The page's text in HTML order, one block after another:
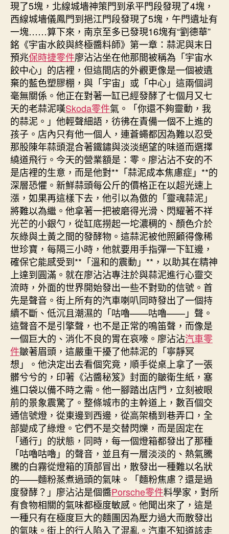
發
現
16
塊〉
中
現了5塊，北線城墻神策門到承平門段發現了4塊，
西線城墻儀鳳門到挹江門段發現了5塊，午門遺址有
一塊……算下來，南京至多已發現16塊有“劉德華”
銘《宇宙水餃與終極醬料師》第一章：蒜泥與末日
預兆保時捷零件廖沾沾坐在他那間被稱為「宇宙水
餃中心」的店裡，但這間店的外觀更像是一個被遺
棄的藍色塑膠棚，與「宇宙」或「中心」這兩個詞
毫無關係。他正在對著一缸已經發酵了七個月又七
天的老蒜泥嘆Skoda零件氣。「你還不夠靈動，我
的蒜泥。」他輕聲細語，彷彿在責備一個不上進的
孩子。店內只有他一個人，連蒼蠅都因為難以忍受
那股陳年蒜頭混合著鐵鏽與淡淡絕望的味道而選擇
繞道飛行。今天的營業額是：零。廖沾沾不安的不
是店裡的生意，而是他對**「蒜泥成本焦慮症」**的
深層恐懼。新鮮蒜頭每公斤的價格正在以超光速上
漲，如果再這樣下去，他引以為傲的「靈魂蒜泥」
將難以為繼。他拿著一把被磨得光滑、閃耀著不祥
光芒的小銀勺，從缸底撈起一坨濃稠的、顏色介於
灰綠與土黃之間的發酵物。這蒜泥被他照顧得像稀
世珍寶，每隔三小時，他就要用手指彈一下缸邊，
確保它能感受到**「溫和的震動」**，以助其在精神
上達到圓滿。就在廖沾沾專注於與蒜泥進行心靈交
流時，外面的世界開始發出一些不對勁的信號。首
先是聲音。街上所有的汽車喇叭同時發出了一個持
續不斷、低沉且潮濕的「咕嚕——咕嚕——」聲。
這聲音不是引擎聲，也不是正常的鳴笛聲，而像是
一個巨大的、消化不良的胃在哀嚎。廖沾沾汽車零
件皺著眉頭，這嚴重干擾了他蒜泥的「寧靜冥
想」。他決定出去看個究竟，順手從桌上拿了一張
髒兮兮的，印著《沾醬秘笈》封面的皺衛生紙，塞
進口袋以備不時之需。他一腳踏出店門，立刻被眼
前的景象震驚了。整條城市的主幹道上，數百個交
通信號燈，從東邊到西邊，從高架橋到巷弄口，全
部變成了綠燈。它們不是交替閃爍，而是固定在
「通行」的狀態，同時，每一個燈箱都發出了那種
「咕嚕咕嚕」的聲音，並且有一層淡淡的、熱氣騰
騰的白霧從燈箱的頂部冒出，散發出一種難以名狀
的——麵粉蒸煮過頭的氣味。「麵粉焦慮？還是過
度發酵？」廖沾沾是個醬Porsche零件料學家，對所
有食物相關的氣味都極度敏感。他聞出來了，這是
一種只有在極度巨大的麵團因為壓力過大而散發出
的氣味。街上的行人陷入了混亂。汽車不知道該走